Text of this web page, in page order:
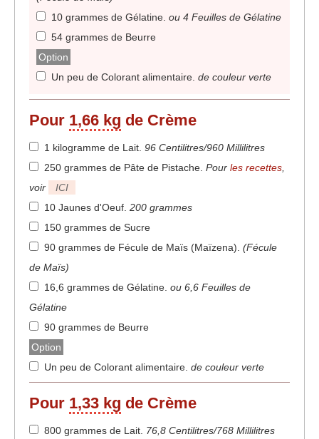
10 grammes de Gélatine ou 4 Feuilles de Gélatine
54 grammes de Beurre
Option
Un peu de Colorant alimentaire de couleur verte
Pour 1,66 kg de Crème
1 kilogramme de Lait 96 Centilitres/960 Millilitres
250 grammes de Pâte de Pistache Pour les recettes
voir
ICI
10 Jaunes d'Oeuf 200 grammes
150 grammes de Sucre
90 grammes de Fécule de Maïs (Maïzena) (Fécule
de Maïs)
16,6 grammes de Gélatine ou 6,6 Feuilles de
Gélatine
90 grammes de Beurre
Option
Un peu de Colorant alimentaire de couleur verte
Pour 1,33 kg de Crème
800 grammes de Lait 76,8 Centilitres/768 Millilitres